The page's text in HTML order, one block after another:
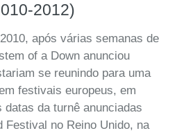
2012)
após várias semanas de
of a Down anunciou
se reunindo para uma
festivais europeus, em
datas da turnê anunciadas
Festival no Reino Unido, na